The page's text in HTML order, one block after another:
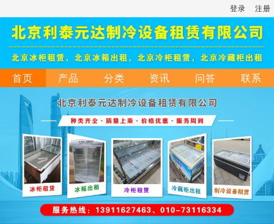
登录 注册
首页 产品 分类 资讯 问答 联系